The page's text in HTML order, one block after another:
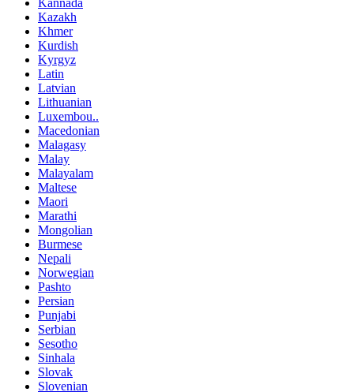
Kannada
Kazakh
Khmer
Kurdish
Kyrgyz
Latin
Latvian
Lithuanian
Luxembou..
Macedonian
Malagasy
Malay
Malayalam
Maltese
Maori
Marathi
Mongolian
Burmese
Nepali
Norwegian
Pashto
Persian
Punjabi
Serbian
Sesotho
Sinhala
Slovak
Slovenian